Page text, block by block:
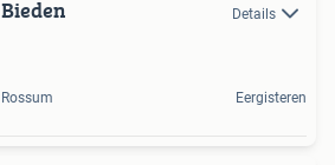
Bieden Details
Rossum Eergisteren